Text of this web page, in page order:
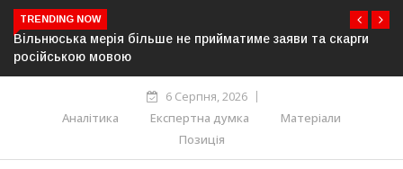
TRENDING NOW
та скарги
В Угорщині можуть обрати нового президента
серпня — фракція «Тиси»
6 Серпня, 2026
Аналітика
Експертна думка
Матеріали
Позиція